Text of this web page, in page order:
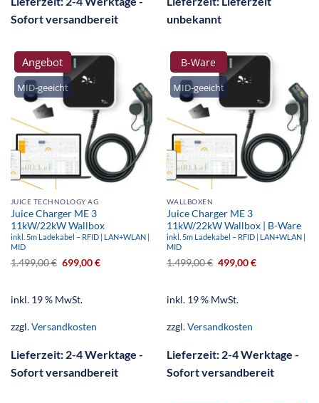
Sofort versandbereit
unbekannt
Angebot
MID-geeicht
JUICE TECHNOLOGY AG
Juice Charger ME 3
11kW/22kW Wallbox
inkl. 5m Ladekabel – RFID | LAN+WLAN |
MID
1.499,00€ 699,00€
inkl. 19 % MwSt.
zzgl.Versandkosten
Lieferzeit: 2-4 Werktage -
Sofort versandbereit
MID-geeicht
B-Ware
WALLBOXEN
Juice Charger ME 3
11kW/22kW Wallbox | B-Ware
inkl. 5m Ladekabel – RFID | LAN+WLAN |
MID
1.499,00€ 499,00€
inkl. 19 % MwSt.
zzgl.Versandkosten
Lieferzeit: 2-4 Werktage -
Sofort versandbereit